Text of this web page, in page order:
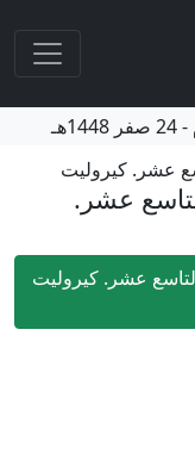
-24 صفر 1448هـ
عشر. كيروليت
عشر.
عشر. كيروليت